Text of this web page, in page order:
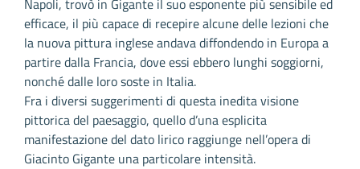
efficace, il più capace di recepire alcune delle lezioni che
la nuova pittura inglese andava diffondendo in Europa a
partire dalla Francia, dove essi ebbero lunghi soggiorni,
nonché dalle loro soste in Italia.
Fra i diversi suggerimenti di questa inedita visione
pittorica del paesaggio, quello d’una esplicita
manifestazione del dato lirico raggiunge nell’opera di
Giacinto Gigante una particolare intensità.